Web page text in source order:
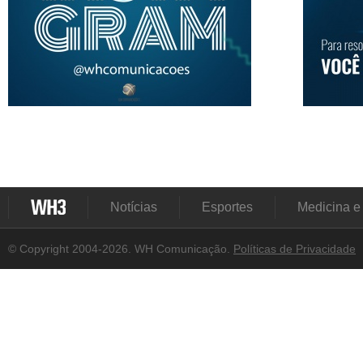
Notícias Esportes Medicina
© Copyright 2004-2026. WH Comunicação. Políticas de Privacidade